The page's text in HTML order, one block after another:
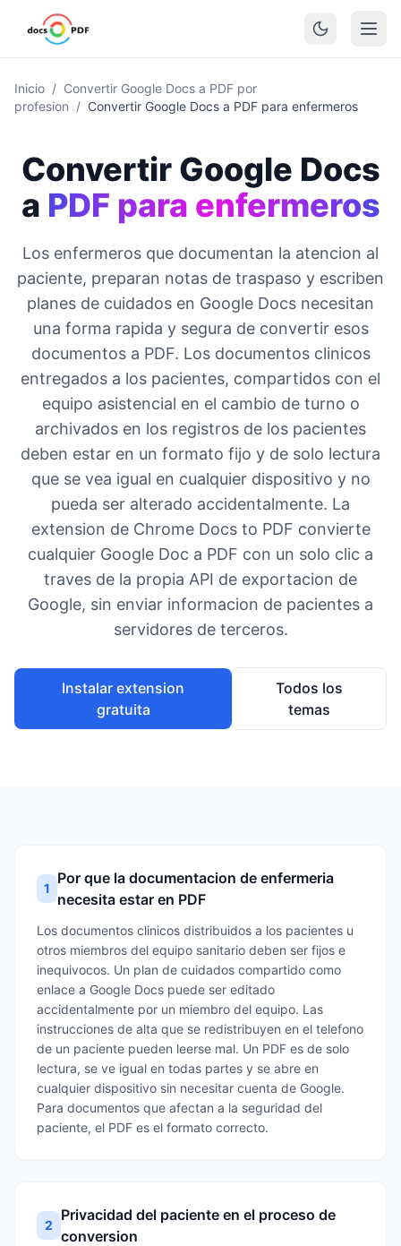
Inicio / Convertir Google Docs a PDF por
profesion / Convertir Google Docs a PDF para enfermeros
Convertir Google Docs
a PDF para enfermeros
Los enfermeros que documentan la atencion al
paciente, preparan notas de traspaso y escriben
planes de cuidados en Google Docs necesitan
una forma rapida y segura de convertir esos
documentos a PDF. Los documentos clinicos
entregados a los pacientes, compartidos con el
equipo asistencial en el cambio de turno o
archivados en los registros de los pacientes
deben estar en un formato fijo y de solo lectura
que se vea igual en cualquier dispositivo y no
pueda ser alterado accidentalmente. La
extension de Chrome Docs to PDF convierte
cualquier Google Doc a PDF con un solo clic a
traves de la propia API de exportacion de
Google, sin enviar informacion de pacientes a
servidores de terceros.
Instalar extension
gratuita
Todos los
temas
1
Por que la documentacion de enfermeria
necesita estar en PDF
Los documentos clinicos distribuidos a los pacientes u
otros miembros del equipo sanitario deben ser fijos e
inequivocos. Un plan de cuidados compartido como
enlace a Google Docs puede ser editado
accidentalmente por un miembro del equipo. Las
instrucciones de alta que se redistribuyen en el telefono
de un paciente pueden leerse mal. Un PDF es de solo
lectura, se ve igual en todas partes y se abre en
cualquier dispositivo sin necesitar cuenta de Google.
Para documentos que afectan a la seguridad del
paciente, el PDF es el formato correcto.
2
Privacidad del paciente en el proceso de
conversion